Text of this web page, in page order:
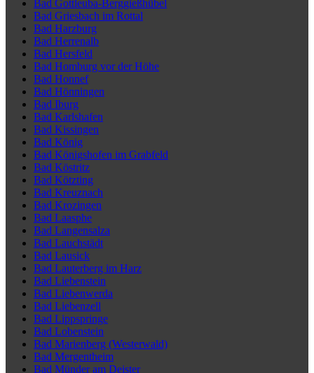
Bad Gottleuba-Berggießhübel
Bad Griesbach im Rottal
Bad Harzburg
Bad Herrenalb
Bad Hersfeld
Bad Homburg vor der Höhe
Bad Honnef
Bad Hönningen
Bad Iburg
Bad Karlshafen
Bad Kissingen
Bad König
Bad Königshofen im Grabfeld
Bad Köstritz
Bad Kötzting
Bad Kreuznach
Bad Krozingen
Bad Laasphe
Bad Langensalza
Bad Lauchstädt
Bad Lausick
Bad Lauterberg im Harz
Bad Liebenstein
Bad Liebenwerda
Bad Liebenzell
Bad Lippspringe
Bad Lobenstein
Bad Marienberg (Westerwald)
Bad Mergentheim
Bad Münder am Deister